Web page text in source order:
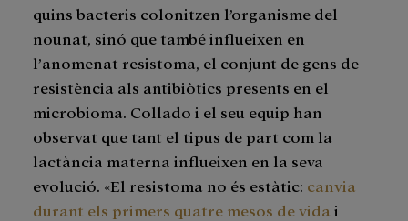
quins bacteris colonitzen l’organisme del
nounat, sinó que també influeixen en
l’anomenat resistoma, el conjunt de gens de
resistència als antibiòtics presents en el
microbioma. Collado i el seu equip han
observat que tant el tipus de part com la
lactància materna influeixen en la seva
evolució. «El resistoma no és estàtic: canvia
durant els primers quatre mesos de vida i